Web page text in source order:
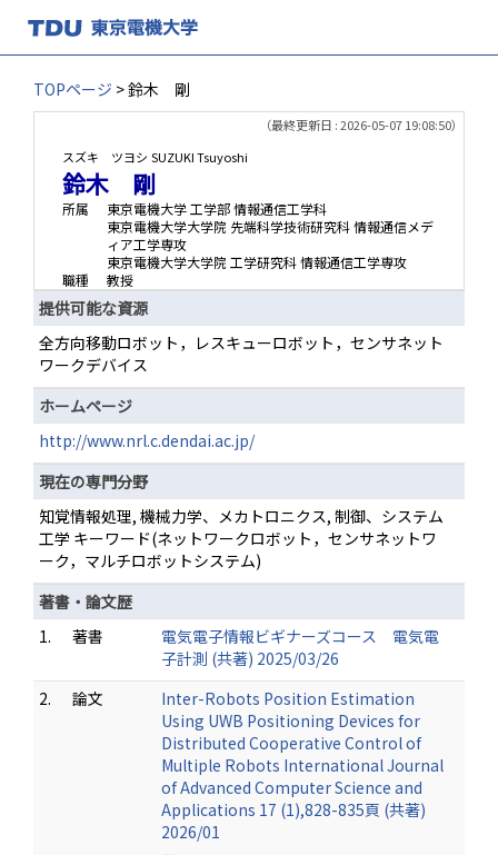
TOPページ > 鈴木 剛
（最終更新日 : 2026-05-07 19:08:50）
スズキ ツヨシ SUZUKI Tsuyoshi
鈴木 剛
所属
東京電機大学 工学部 情報通信工学科
東京電機大学大学院 先端科学技術研究科 情報通信メデ
ィア工学専攻
東京電機大学大学院 工学研究科 情報通信工学専攻
職種
教授
提供可能な資源
全方向移動ロボット，レスキューロボット，センサネット
ワークデバイス
ホームページ
http://www.nrl.c.dendai.ac.jp/
現在の専門分野
知覚情報処理, 機械力学、メカトロニクス, 制御、システム
工学 キーワード(ネットワークロボット，センサネットワ
ーク，マルチロボットシステム)
著書・論文歴
1.
著書
電気電子情報ビギナーズコース 電気電
子計測 (共著) 2025/03/26
2.
論文
Inter-Robots Position Estimation
Using UWB Positioning Devices for
Distributed Cooperative Control of
Multiple Robots International Journal
of Advanced Computer Science and
Applications 17 (1),828-835頁 (共著)
2026/01